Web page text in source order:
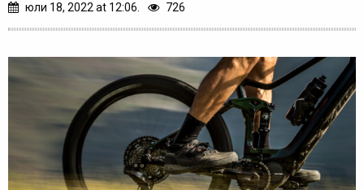
юли 18, 2022 at 12:06. 726